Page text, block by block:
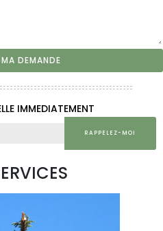
IMMEDIATEMENT